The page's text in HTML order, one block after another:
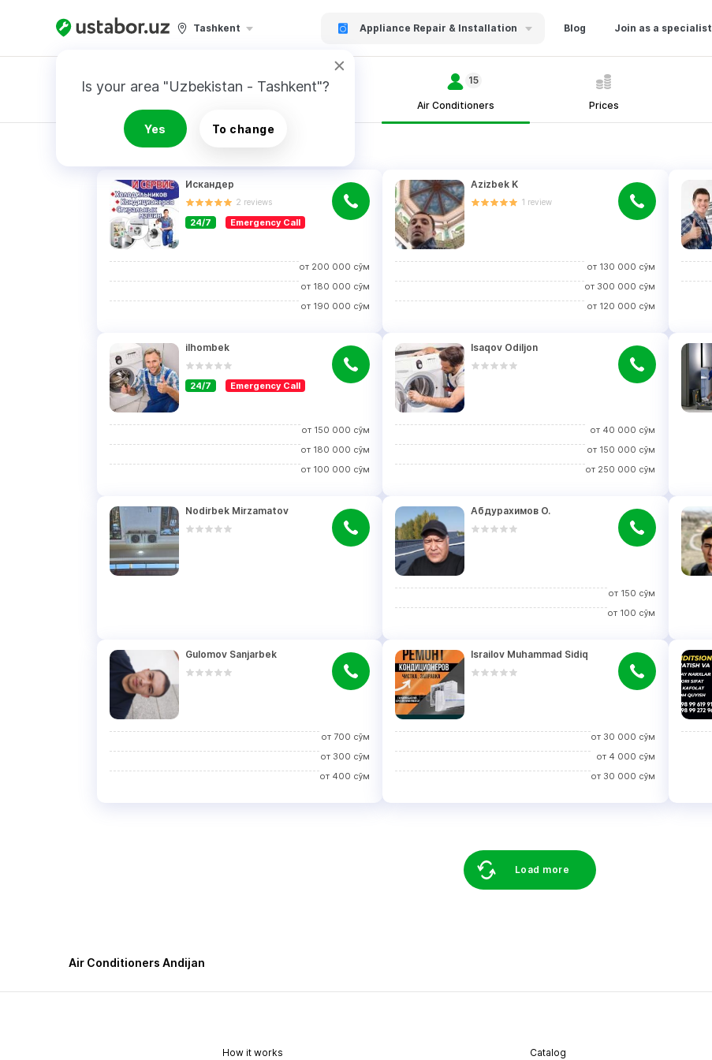
Tashkent Appliance Repair & Installation Blog Join as a specialist
Is your area "Uzbekistan - Tashkent"?
Yes To change
Air Conditioners
15
Prices
RESULTS
Искандер
2 reviews
24/7 Emergency Call
от 200 000 сўм
от 180 000 сўм
от 190 000 сўм
Azizbek K
1 review
от 130 000 сўм
от 300 000 сўм
от 120 000 сўм
ilhombek
24/7 Emergency Call
от 150 000 сўм
от 180 000 сўм
от 100 000 сўм
Isaqov Odiljon
от 40 000 сўм
от 150 000 сўм
от 250 000 сўм
Nodirbek Mirzamatov Абдурахимов О.
от 150 сўм
от 100 сўм
Gulomov Sanjarbek
от 700 сўм
от 300 сўм
от 400 сўм
Israilov Muhammad Sidiq
от 30 000 сўм
от 4 000 сўм
от 30 000 сўм
Load more
Air Conditioners Andijan
How it works Catalog